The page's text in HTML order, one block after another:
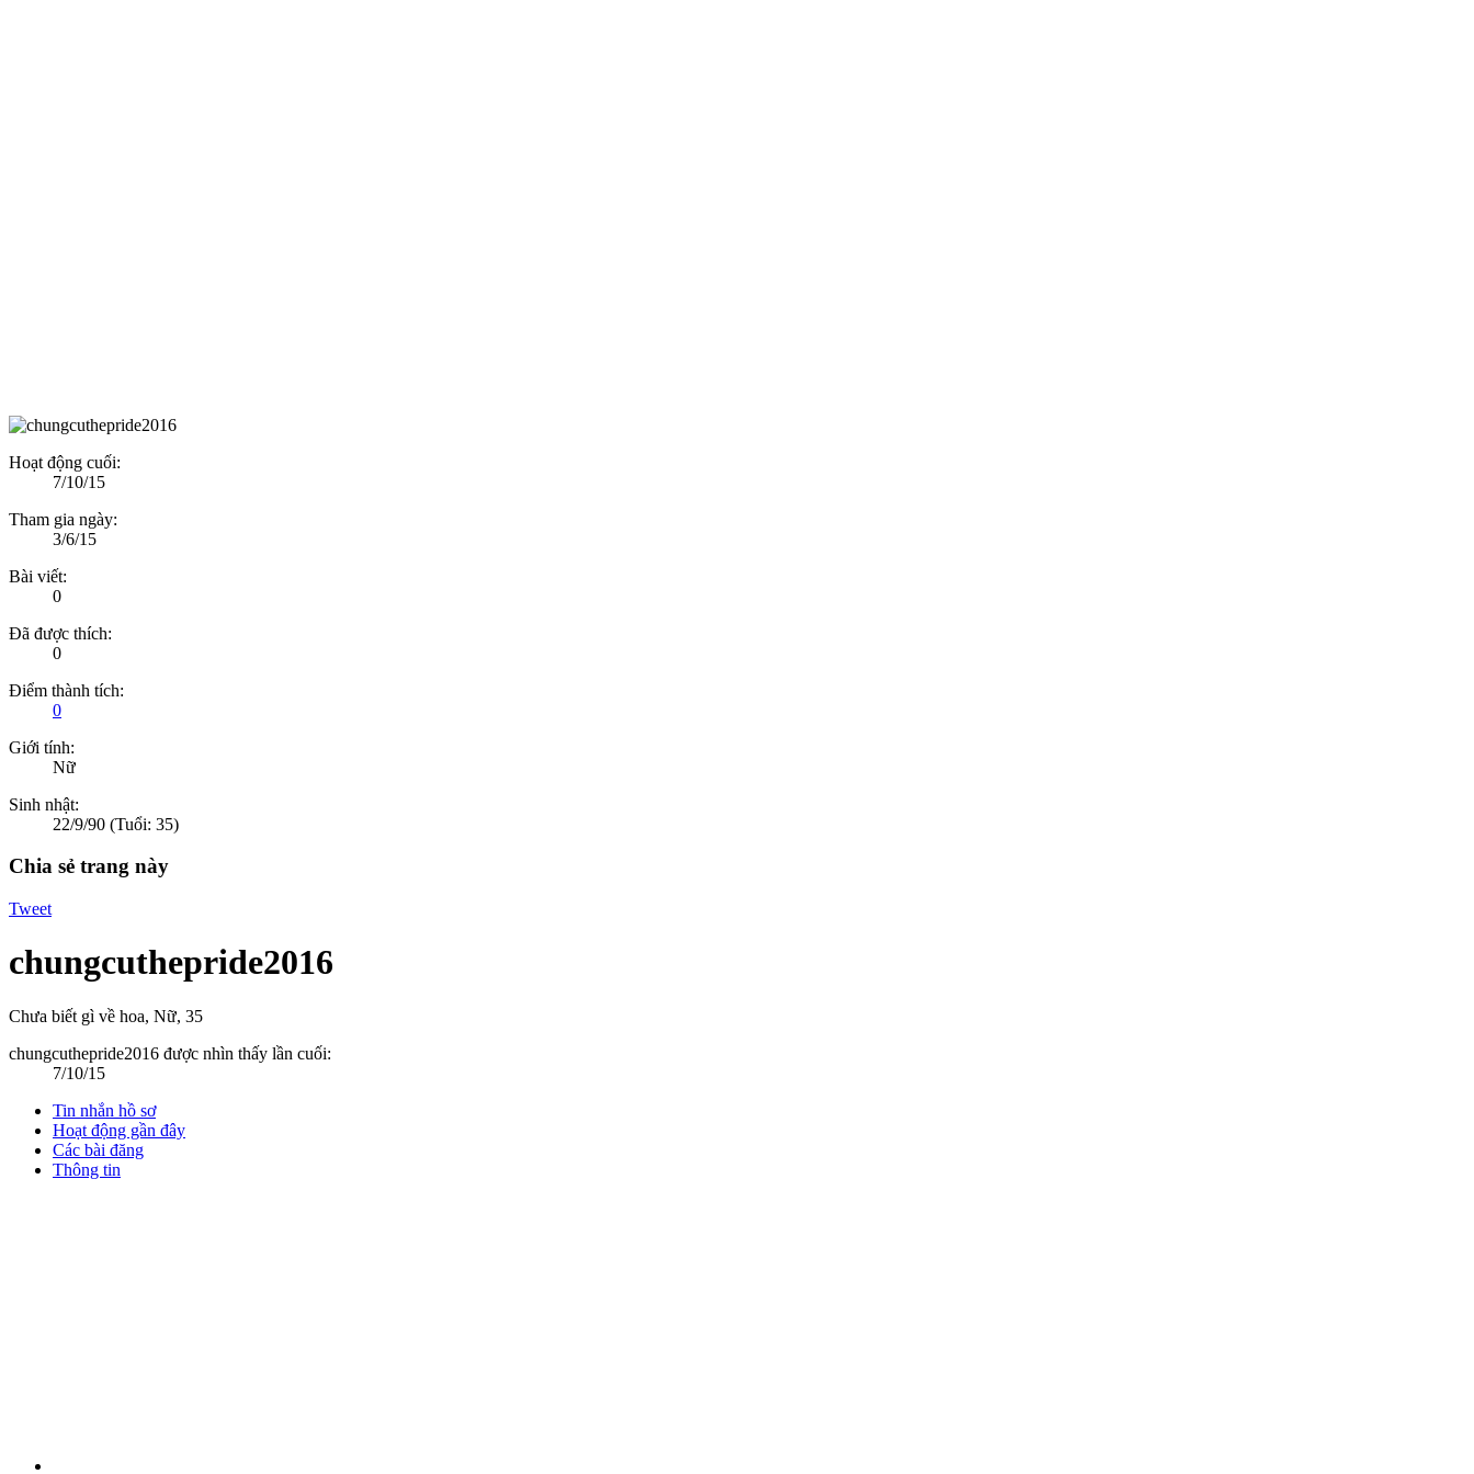
Hoạt động cuối:
7/10/15
Tham gia ngày:
3/6/15
Bài viết:
0
Đã được thích:
0
Điểm thành tích:
0
Giới tính:
Nữ
Sinh nhật:
22/9/90 (Tuổi: 35)
Chia sẻ trang này
Tweet
chungcuthepride2016
Chưa biết gì về hoa, Nữ, 35
chungcuthepride2016 được nhìn thấy lần cuối:
7/10/15
Tin nhắn hồ sơ
Hoạt động gần đây
Các bài đăng
Thông tin